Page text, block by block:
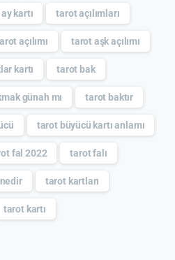
kartı tarot açılımları
açılımı tarot aşk açılımı
kartı tarot bak
günah mı tarot baktır
tarot büyücü kartı anlamı
fal 2022 tarot falı
tarot kartları
tarot kartı